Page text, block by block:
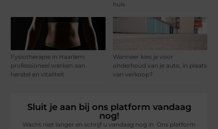
huis
Fysiotherapie in Haarlem:
professioneel werken aan
herstel en vitaliteit
Wanneer kies je voor
onderhoud van je auto, in plaats
van verkoop?
Sluit je aan bij ons platform vandaag
nog!
Wacht niet langer en schrijf u vandaag nog in. Ons platform